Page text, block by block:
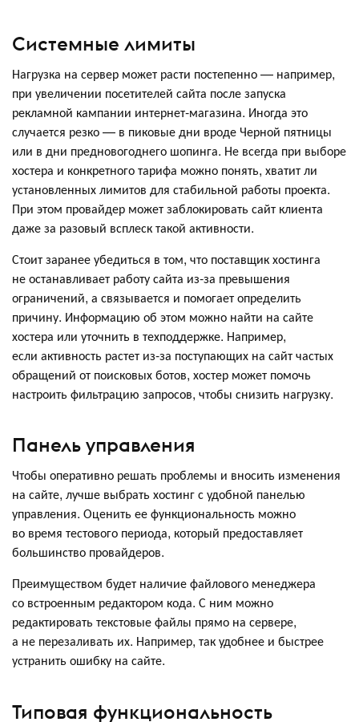
Системные лимиты
Нагрузка на сервер может расти постепенно — например,
при увеличении посетителей сайта после запуска
рекламной кампании интернет-магазина. Иногда это
случается резко — в пиковые дни вроде Черной пятницы
или в дни предновогоднего шопинга. Не всегда при выборе
хостера и конкретного тарифа можно понять, хватит ли
установленных лимитов для стабильной работы проекта.
При этом провайдер может заблокировать сайт клиента
даже за разовый всплеск такой активности.
Стоит заранее убедиться в том, что поставщик хостинга
не останавливает работу сайта из-за превышения
ограничений, а связывается и помогает определить
причину. Информацию об этом можно найти на сайте
хостера или уточнить в техподдержке. Например,
если активность растет из-за поступающих на сайт частых
обращений от поисковых ботов, хостер может помочь
настроить фильтрацию запросов, чтобы снизить нагрузку.
Панель управления
Чтобы оперативно решать проблемы и вносить изменения
на сайте, лучше выбрать хостинг с удобной панелью
управления. Оценить ее функциональность можно
во время тестового периода, который предоставляет
большинство провайдеров.
Преимуществом будет наличие файлового менеджера
со встроенным редактором кода. С ним можно
редактировать текстовые файлы прямо на сервере,
а не перезаливать их. Например, так удобнее и быстрее
устранить ошибку на сайте.
Типовая функциональность